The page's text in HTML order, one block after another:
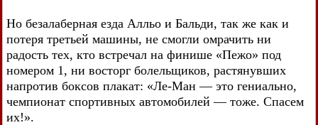
Но безалаберная езда Алльо и Бальди, так же как и
потеря третьей машины, не смогли омрачить ни
радость тех, кто встречал на финише «Пежо» под
номером 1, ни восторг болельщиков, растянувших
напротив боксов плакат: «Ле-Ман — это гениально,
чемпионат спортивных автомобилей — тоже. Спасем
их!».